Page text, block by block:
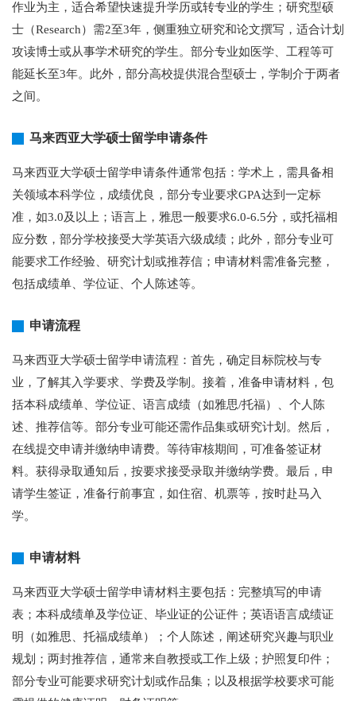
作业为主，适合希望快速提升学历或转专业的学生；研究型硕
士（Research）需2至3年，侧重独立研究和论文撰写，适合计划
攻读博士或从事学术研究的学生。部分专业如医学、工程等可
能延长至3年。此外，部分高校提供混合型硕士，学制介于两者
之间。
马来西亚大学硕士留学申请条件
马来西亚大学硕士留学申请条件通常包括：学术上，需具备相
关领域本科学位，成绩优良，部分专业要求GPA达到一定标
准，如3.0及以上；语言上，雅思一般要求6.0-6.5分，或托福相
应分数，部分学校接受大学英语六级成绩；此外，部分专业可
能要求工作经验、研究计划或推荐信；申请材料需准备完整，
包括成绩单、学位证、个人陈述等。
申请流程
马来西亚大学硕士留学申请流程：首先，确定目标院校与专
业，了解其入学要求、学费及学制。接着，准备申请材料，包
括本科成绩单、学位证、语言成绩（如雅思/托福）、个人陈
述、推荐信等。部分专业可能还需作品集或研究计划。然后，
在线提交申请并缴纳申请费。等待审核期间，可准备签证材
料。获得录取通知后，按要求接受录取并缴纳学费。最后，申
请学生签证，准备行前事宜，如住宿、机票等，按时赴马入
学。
申请材料
马来西亚大学硕士留学申请材料主要包括：完整填写的申请
表；本科成绩单及学位证、毕业证的公证件；英语语言成绩证
明（如雅思、托福成绩单）；个人陈述，阐述研究兴趣与职业
规划；两封推荐信，通常来自教授或工作上级；护照复印件；
部分专业可能要求研究计划或作品集；以及根据学校要求可能